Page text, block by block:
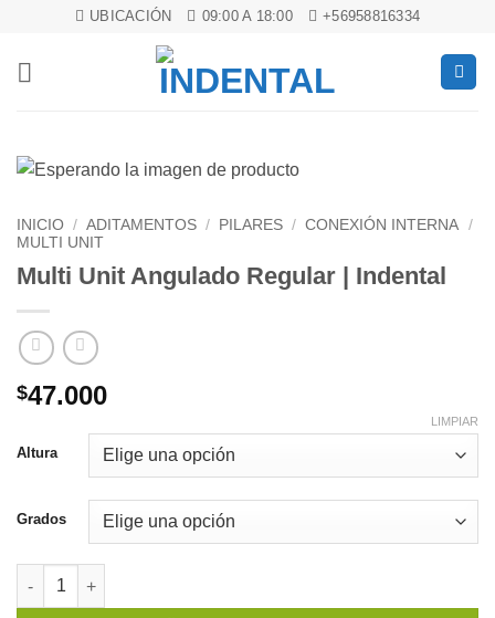
contenido
UBICACIÓN 09:00 A 18:00 +56958816334
INICIO / ADITAMENTOS / PILARES / CONEXIÓN INTERNA /
MULTI UNIT
Multi Unit Angulado Regular | Indental
$47.000
Altura
Grados
LIMPIAR
Multi Unit Angulado Regular | Indental cantidad